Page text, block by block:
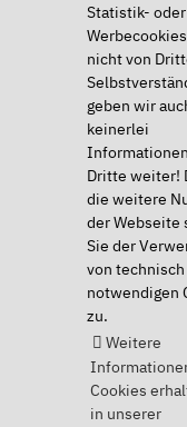
Statistik- oder
nicht von
geben wir
keinerlei
Dritte weiter!
die weitere
der Webseite
Sie der
von technisch
notwendigen
zu.
Weitere
Cookies
in unserer
Hilfe & Support
Downloads & Treiber
Systemdiagnose
Häufige Fragen (FAQ)
Hilfe für mein Gerät
Anleitungen
Widerrufsrecht
Versandkosten &
Zahlungsarten
Community
Ihr